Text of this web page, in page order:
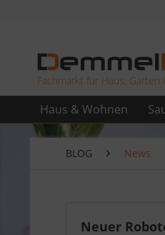
Fachmarkt für Haus, Garten
Haus & Wohnen
BLOG News
Neuer